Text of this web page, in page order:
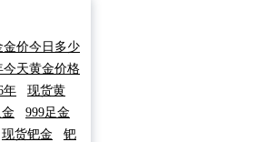
价今日多少
今天黄金价格
年
现货黄
999足金
现货钯金
钯